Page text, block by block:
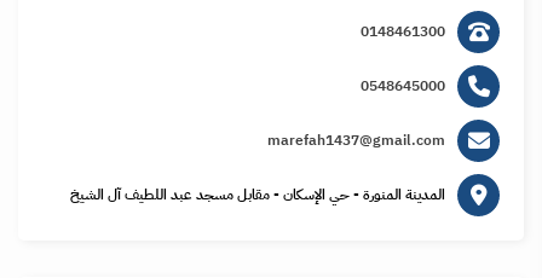
0148461300
0548645000
marefah1437@gmail.com
المدينة المنورة - حي الإسكان - مقابل مسجد عبد اللطيف آل الشيخ